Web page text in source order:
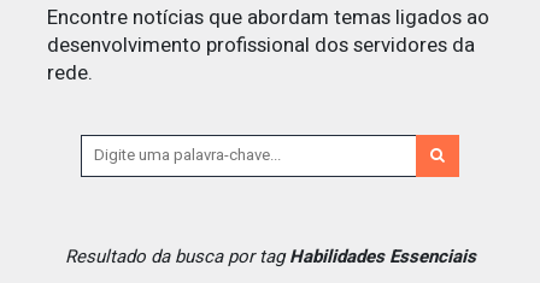
Encontre notícias que abordam temas ligados ao
desenvolvimento profissional dos servidores da
rede.
Resultado da busca por tagHabilidades Essenciais